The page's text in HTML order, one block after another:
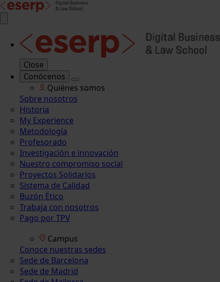
Close
Conócenos
Quiénes somos
Sobre nosotros
Historia
My Experience
Metodología
Profesorado
Investigación e innovación
Nuestro compromiso social
Proyectos Solidarios
Sistema de Calidad
Buzón Ético
Trabaja con nosotros
Pago por TPV
Campus
Conoce nuestras sedes
Sede de Barcelona
Sede de Madrid